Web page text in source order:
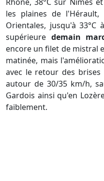
les plaines de l'Hérault,
Orientales, jusqu'à 33°C
supérieure demain
encore un filet de mistral
matinée, mais
avec le retour des
autour de 30/35 km/h,
Gardois ainsi qu'en
faiblement.